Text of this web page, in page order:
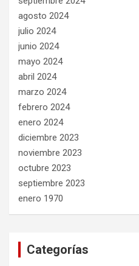
agosto 2024
julio 2024
junio 2024
mayo 2024
abril 2024
marzo 2024
febrero 2024
enero 2024
diciembre 2023
noviembre 2023
octubre 2023
septiembre 2023
enero 1970
Categorías